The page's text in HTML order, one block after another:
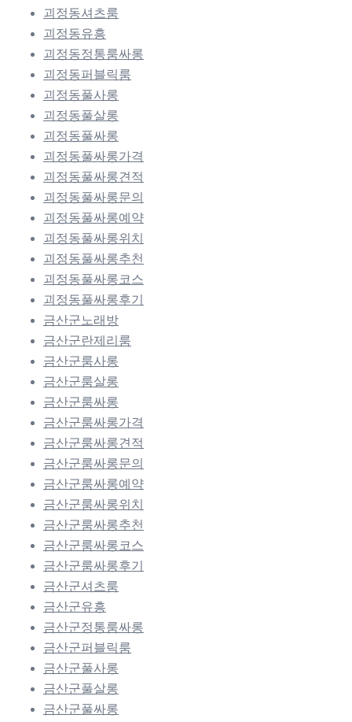
괴정동셔츠룸
괴정동유흥
괴정동정통룸싸롱
괴정동퍼블릭룸
괴정동풀사롱
괴정동풀살롱
괴정동풀싸롱
괴정동풀싸롱가격
괴정동풀싸롱견적
괴정동풀싸롱문의
괴정동풀싸롱예약
괴정동풀싸롱위치
괴정동풀싸롱추천
괴정동풀싸롱코스
괴정동풀싸롱후기
금산군노래방
금산군란제리룸
금산군룸사롱
금산군룸살롱
금산군룸싸롱
금산군룸싸롱가격
금산군룸싸롱견적
금산군룸싸롱문의
금산군룸싸롱예약
금산군룸싸롱위치
금산군룸싸롱추천
금산군룸싸롱코스
금산군룸싸롱후기
금산군셔츠룸
금산군유흥
금산군정통룸싸롱
금산군퍼블릭룸
금산군풀사롱
금산군풀살롱
금산군풀싸롱